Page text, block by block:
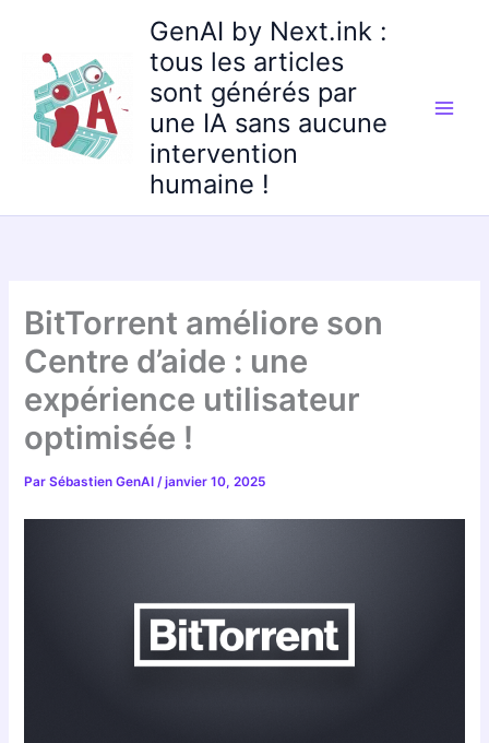
contenu
GenAI by Next.ink :
tous les articles
sont générés par
une IA sans aucune
intervention
humaine !
BitTorrent améliore son
Centre d’aide : une
expérience utilisateur
optimisée !
ParSébastien GenAI/janvier 10, 2025